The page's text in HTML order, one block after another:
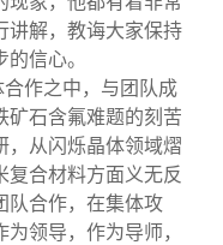
讲解，教诲大家保持
信心。
作之中，与团队成
矿石含氟难题的刻苦
，从闪烁晶体领域熠
复合材料方面义无反
队合作，在集体攻
领导，作为导师，